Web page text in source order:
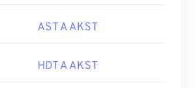
AST A AKST
HDT A AKST